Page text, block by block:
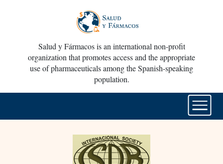
Salud y Fármacos is an international non-profit
organization that promotes access and the appropriate
use of pharmaceuticals among the Spanish-speaking
population.